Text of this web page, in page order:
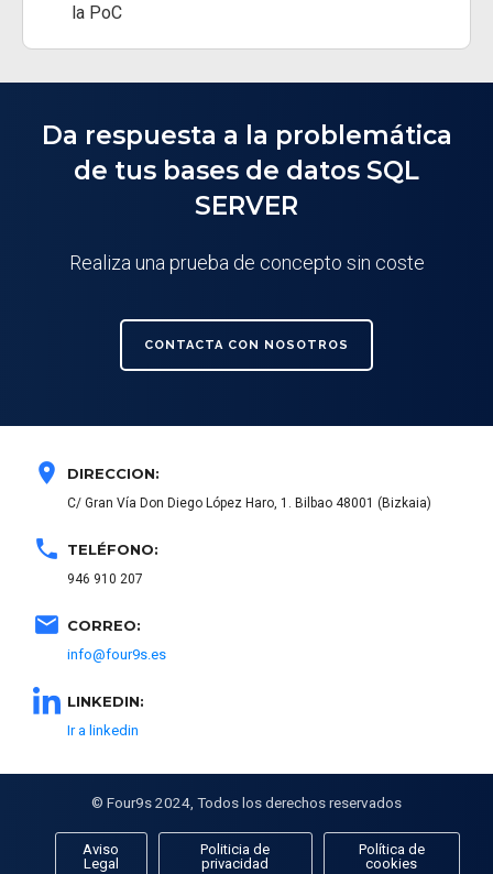
la PoC
Da respuesta a la problemática
de tus bases de datos SQL
SERVER
Realiza una prueba de concepto sin coste
CONTACTA CON NOSOTROS
location_on DIRECCION:
C/ Gran Vía Don Diego López Haro, 1. Bilbao 48001 (Bizkaia)
phone TELÉFONO:
946 910 207
email CORREO:
info@four9s.es
LINKEDIN:
Ir a linkedin
© Four9s 2024, Todos los derechos reservados
Aviso
Legal
Politicia de
privacidad
Política de
cookies